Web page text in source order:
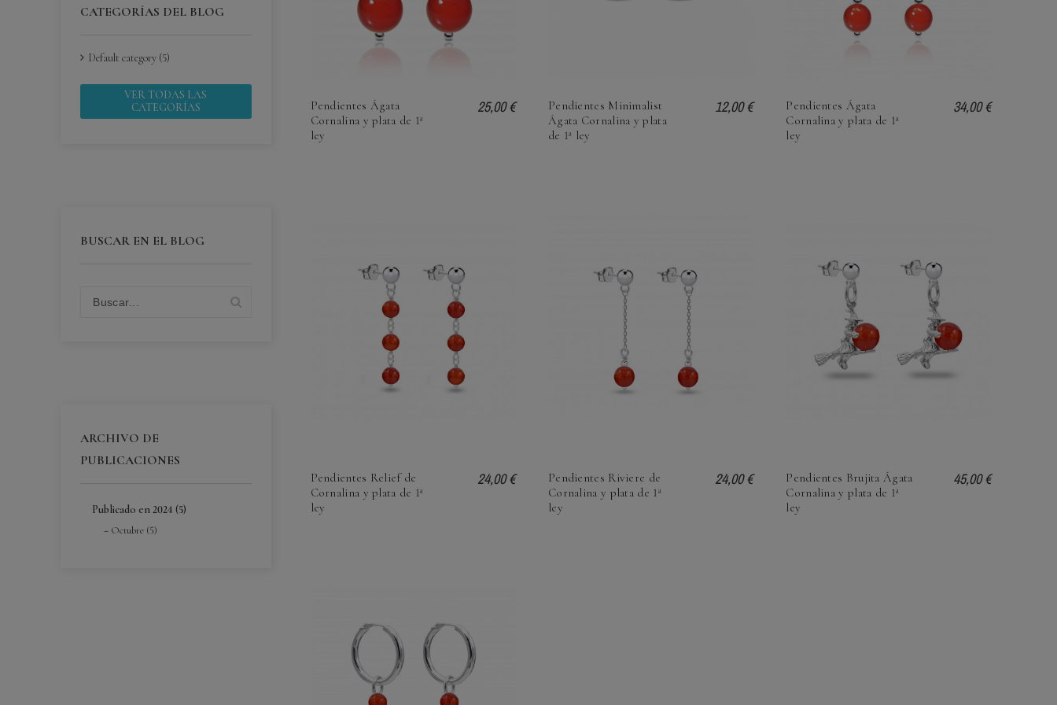
CATEGORÍAS DEL BLOG
Default category (5)
VER TODAS LAS
CATEGORÍAS
BUSCAR EN EL BLOG
ARCHIVO DE
PUBLICACIONES
Publicado en 2024 (5)
Octubre (5)
Pendientes Ágata
Cornalina y plata de 1ª
ley
25,00 €
Pendientes Minimalist
Ágata Cornalina y plata
de 1ª ley
12,00 €
Pendientes Ágata
Cornalina y plata de 1ª
ley
34,00 €
Pendientes Relief de
Cornalina y plata de 1ª
ley
24,00 €
Pendientes Riviere de
Cornalina y plata de 1ª
ley
24,00 €
Pendientes Brujita Ágata
Cornalina y plata de 1ª
ley
45,00 €